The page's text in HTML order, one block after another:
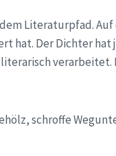
Literaturpfad.
hat. Der Dichter
schroffe